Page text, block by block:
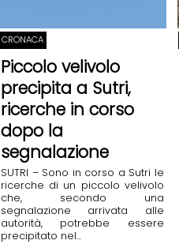
CRONACA
Piccolo velivolo
precipita a Sutri,
ricerche in corso
dopo la
segnalazione
SUTRI – Sono in corso a Sutri le
ricerche di un piccolo velivolo
che, secondo una
segnalazione arrivata alle
autorità, potrebbe essere
precipitato nel...